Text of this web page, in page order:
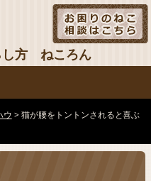
し方 ねころん
ウ >猫が腰をトントンされると喜ぶ